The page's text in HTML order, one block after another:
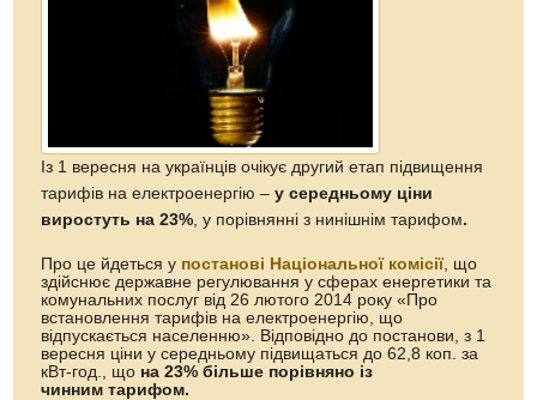
Із 1 вересня на українців очікує другий етап підвищення
тарифів на електроенергію –у середньому ціни
виростуть на 23% , у порівнянні з нинішнім тарифом.
Про це йдеться у постанові Національної комісії, що
здійснює державне регулювання у сферах енергетики та
комунальних послуг від 26 лютого 2014 року «Про
встановлення тарифів на електроенергію, що
відпускається населенню». Відповідно до постанови, з 1
вересня ціни у середньому підвищаться до 62,8 коп. за
кВт-год., що на 23% більше порівняно із
чинним тарифом.